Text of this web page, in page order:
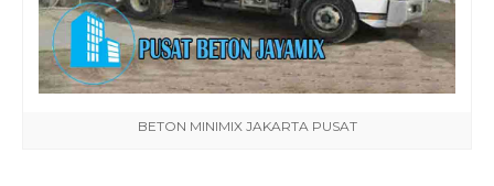
BETON MINIMIX JAKARTA PUSAT